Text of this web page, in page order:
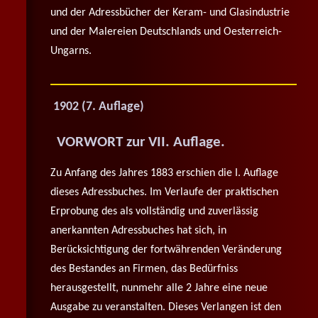
und der Adressbücher der Keram- und Glasindustrie
und der Malereien Deutschlands und Oesterreich-
Ungarns.
1902 (7. Auflage)
VORWORT zur VII. Auflage.
Zu Anfang des Jahres 1883 erschien die I. Auflage
dieses Adressbuches. Im Verlaufe der praktischen
Erprobung des als vollständig und zuverlässig
anerkannten Adressbuches hat sich, in
Berücksichtigung der fortwährenden Veränderung
des Bestandes an Firmen, das Bedürfniss
herausgestellt, nunmehr alle 2 Jahre eine neue
Ausgabe zu veranstalten. Dieses Verlangen ist den